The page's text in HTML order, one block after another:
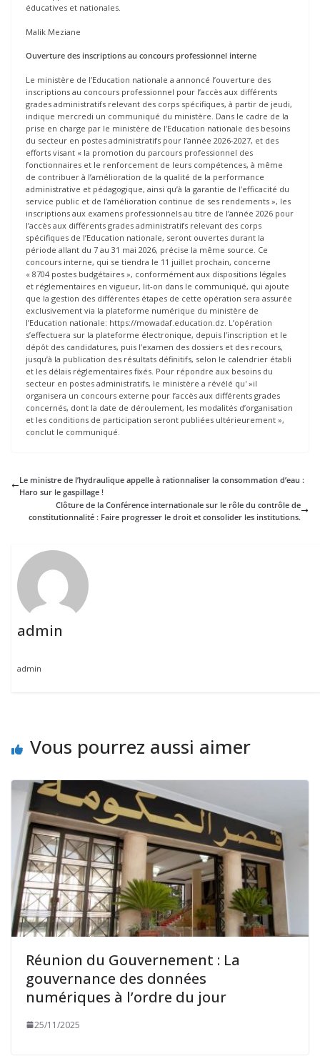
éducatives et nationales.
Malik Meziane
Ouverture des inscriptions au concours professionnel interne
Le ministère de l’Education nationale a annoncé l’ouverture des
inscriptions au concours professionnel pour l’accès aux différents
grades administratifs relevant des corps spécifiques, à partir de jeudi,
indique mercredi un communiqué du ministère. Dans le cadre de la
prise en charge par le ministère de l’Education nationale des besoins
du secteur en postes administratifs pour l’année 2026-2027, et des
efforts visant « la promotion du parcours professionnel des
fonctionnaires et le renforcement de leurs compétences, à même
de contribuer à l’amélioration de la qualité de la performance
administrative et pédagogique, ainsi qu’à la garantie de l’efficacité du
service public et de l’amélioration continue de ses rendements », les
inscriptions aux examens professionnels au titre de l’année 2026 pour
l’accès aux différents grades administratifs relevant des corps
spécifiques de l’Education nationale, seront ouvertes durant la
période allant du 7 au 31 mai 2026, précise la même source. Ce
concours interne, qui se tiendra le 11 juillet prochain, concerne
« 8704 postes budgétaires », conformément aux dispositions légales
et réglementaires en vigueur, lit-on dans le communiqué, qui ajoute
que la gestion des différentes étapes de cette opération sera assurée
exclusivement via la plateforme numérique du ministère de
l’Education nationale: https://mowadaf.education.dz. L’opération
s’effectuera sur la plateforme électronique, depuis l’inscription et le
dépôt des candidatures, puis l’examen des dossiers et des recours,
jusqu’à la publication des résultats définitifs, selon le calendrier établi
et les délais réglementaires fixés. Pour répondre aux besoins du
secteur en postes administratifs, le ministère a révélé qu' »il
organisera un concours externe pour l’accès aux différents grades
concernés, dont la date de déroulement, les modalités d’organisation
et les conditions de participation seront publiées ultérieurement »,
conclut le communiqué.
Le ministre de l’hydraulique appelle à rationnaliser la consommation d’eau :
Haro sur le gaspillage !
Clôture de la Conférence internationale sur le rôle du contrôle de
constitutionnalité : Faire progresser le droit et consolider les institutions.
admin
admin
Vous pourrez aussi aimer
Réunion du Gouvernement : La
gouvernance des données
numériques à l’ordre du jour
25/11/2025